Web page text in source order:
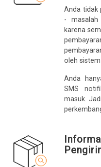
Anda tidak
-
karena
oleh sistem
Anda
SMS
masuk.